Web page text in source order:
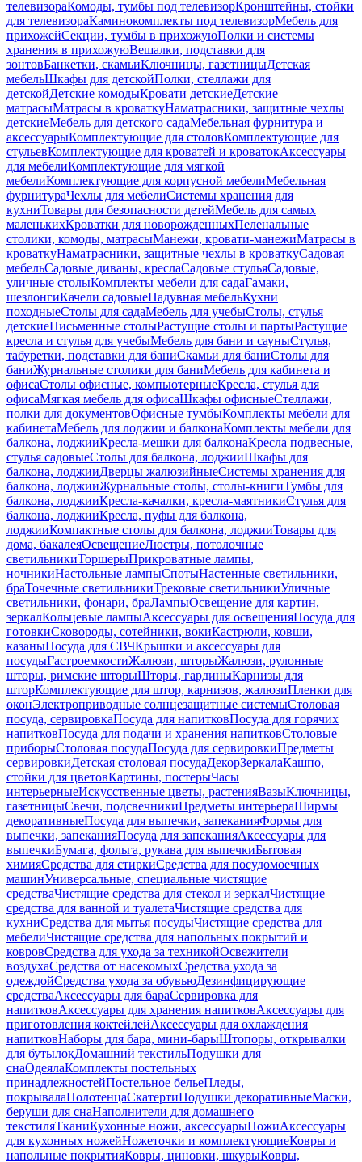
телевизораКомоды, тумбы под телевизорКронштейны, стойки
для телевизораКаминокомплекты под телевизорМебель для
прихожейСекции, тумбы в прихожуюПолки и системы
хранения в прихожуюВешалки, подставки для
зонтовБанкетки, скамьиКлючницы, газетницыДетская
мебельШкафы для детскойПолки, стеллажи для
детскойДетские комодыКровати детскиеДетские
матрасыМатрасы в кроваткуНаматрасники, защитные чехлы
детскиеМебель для детского садаМебельная фурнитура и
аксессуарыКомплектующие для столовКомплектующие для
стульевКомплектующие для кроватей и кроватокАксессуары
для мебелиКомплектующие для мягкой
мебелиКомплектующие для корпусной мебелиМебельная
фурнитураЧехлы для мебелиСистемы хранения для
кухниТовары для безопасности детейМебель для самых
маленькихКроватки для новорожденныхПеленальные
столики, комоды, матрасыМанежи, кровати-манежиМатрасы в
кроваткуНаматрасники, защитные чехлы в кроваткуСадовая
мебельСадовые диваны, креслаСадовые стульяСадовые,
уличные столыКомплекты мебели для садаГамаки,
шезлонгиКачели садовыеНадувная мебельКухни
походныеСтолы для садаМебель для учебыСтолы, стулья
детскиеПисьменные столыРастущие столы и партыРастущие
кресла и стулья для учебыМебель для бани и сауныСтулья,
табуретки, подставки для баниСкамьи для баниСтолы для
баниЖурнальные столики для баниМебель для кабинета и
офисаСтолы офисные, компьютерныеКресла, стулья для
офисаМягкая мебель для офисаШкафы офисныеСтеллажи,
полки для документовОфисные тумбыКомплекты мебели для
кабинетаМебель для лоджии и балконаКомплекты мебели для
балкона, лоджииКресла-мешки для балконаКресла подвесные,
стулья садовыеСтолы для балкона, лоджииШкафы для
балкона, лоджииДверцы жалюзийныеСистемы хранения для
балкона, лоджииЖурнальные столы, столы-книгиТумбы для
балкона, лоджииКресла-качалки, кресла-маятникиСтулья для
балкона, лоджииКресла, пуфы для балкона,
лоджииКомпактные столы для балкона, лоджииТовары для
дома, бакалеяОсвещениеЛюстры, потолочные
светильникиТоршерыПрикроватные лампы,
ночникиНастольные лампыСпотыНастенные светильники,
браТочечные светильникиТрековые светильникиУличные
светильники, фонари, браЛампыОсвещение для картин,
зеркалКольцевые лампыАксессуары для освещенияПосуда для
готовкиСковороды, сотейники, вокиКастрюли, ковши,
казаныПосуда для СВЧКрышки и аксессуары для
посудыГастроемкостиЖалюзи, шторыЖалюзи, рулонные
шторы, римские шторыШторы, гардиныКарнизы для
шторКомплектующие для штор, карнизов, жалюзиПленки для
оконЭлектроприводные солнцезащитные системыСтоловая
посуда, сервировкаПосуда для напитковПосуда для горячих
напитковПосуда для подачи и хранения напитковСтоловые
приборыСтоловая посудаПосуда для сервировкиПредметы
сервировкиДетская столовая посудаДекорЗеркалаКашпо,
стойки для цветовКартины, постерыЧасы
интерьерныеИскусственные цветы, растенияВазыКлючницы,
газетницыСвечи, подсвечникиПредметы интерьераШирмы
декоративныеПосуда для выпечки, запеканияФормы для
выпечки, запеканияПосуда для запеканияАксессуары для
выпечкиБумага, фольга, рукава для выпечкиБытовая
химияСредства для стиркиСредства для посудомоечных
машинУниверсальные, специальные чистящие
средстваЧистящие средства для стекол и зеркалЧистящие
средства для ванной и туалетаЧистящие средства для
кухниСредства для мытья посудыЧистящие средства для
мебелиЧистящие средства для напольных покрытий и
ковровСредства для ухода за техникойОсвежители
воздухаСредства от насекомыхСредства ухода за
одеждойСредства ухода за обувьюДезинфицирующие
средстваАксессуары для бараСервировка для
напитковАксессуары для хранения напитковАксессуары для
приготовления коктейлейАксессуары для охлаждения
напитковНаборы для бара, мини-барыШтопоры, открывалки
для бутылокДомашний текстильПодушки для
снаОдеялаКомплекты постельных
принадлежностейПостельное бельеПледы,
покрывалаПолотенцаСкатертиПодушки декоративныеМаски,
беруши для снаНаполнители для домашнего
текстиляТканиКухонные ножи, аксессуарыНожиАксессуары
для кухонных ножейНожеточки и комплектующиеКовры и
напольные покрытияКовры, циновки, шкурыКовры,